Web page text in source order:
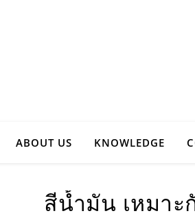
ABOUT US KNOWLEDGE
สีน้ำมัน เหมาะ